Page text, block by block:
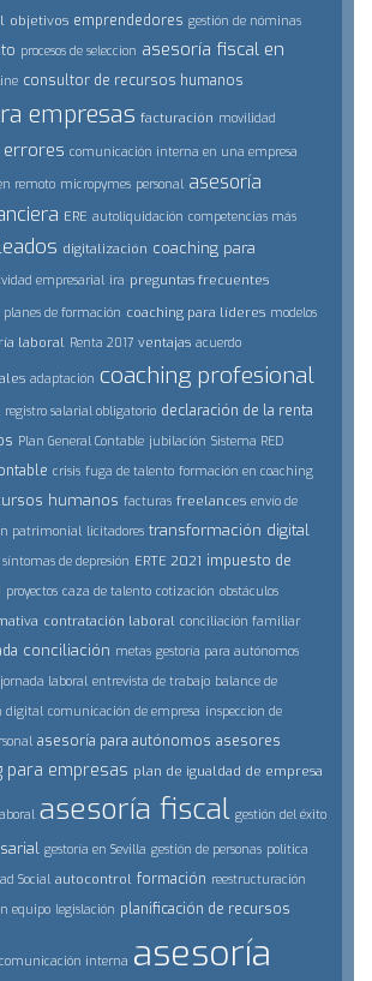
objetivos emprendedores gestión de nóminas
procesos de seleccion asesoría fiscal en
consultor de recursos humanos
empresas facturación movilidad
errores comunicación interna en una empresa
remoto micropymes personal asesoría
ERE autoliquidación competencias más
digitalización coaching para
empresarial ira preguntas frecuentes
planes de formación coaching para líderes modelos
laboral Renta 2017 ventajas acuerdo
adaptación coaching profesional
registro salarial obligatorio declaración de la renta
Plan General Contable jubilación Sistema RED
crisis fuga de talento formación en coaching
humanos facturas freelances envío de
patrimonial licitadores transformación digital
síntomas de depresión ERTE 2021 impuesto de
proyectos caza de talento cotización obstáculos
contratación laboral conciliación familiar
conciliación metas gestoría para autónomos
jornada laboral entrevista de trabajo balance de
digital comunicación de empresa inspeccion de
asesoría para autónomos asesores
para empresas plan de igualdad de empresa
asesoría fiscal gestión del éxito
gestoría en Sevilla gestión de personas politica
Social autocontrol formación reestructuración
equipo legislación planificación de recursos
comunicación interna asesoría